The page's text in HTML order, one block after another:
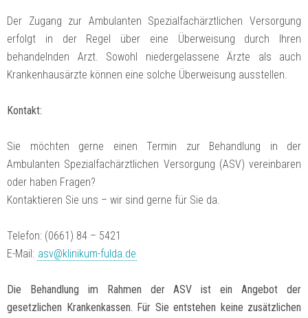
Der Zugang zur Ambulanten Spezialfachärztlichen Versorgung
erfolgt in der Regel über eine Überweisung durch Ihren
behandelnden Arzt. Sowohl niedergelassene Ärzte als auch
Krankenhausärzte können eine solche Überweisung ausstellen.
Kontakt:
Sie möchten gerne einen Termin zur Behandlung in der
Ambulanten Spezialfachärztlichen Versorgung (ASV) vereinbaren
oder haben Fragen?
Kontaktieren Sie uns – wir sind gerne für Sie da.
Telefon: (0661) 84 – 5421
E-Mail: asv@klinikum-fulda.de
Die Behandlung im Rahmen der ASV ist ein Angebot der
gesetzlichen Krankenkassen. Für Sie entstehen keine zusätzlichen